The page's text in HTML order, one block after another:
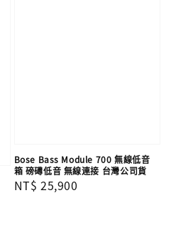
Bose Bass Module 700 無線低音
箱 磅礡低音 無線連接 台灣公司貨
Regular
NT$ 25,900